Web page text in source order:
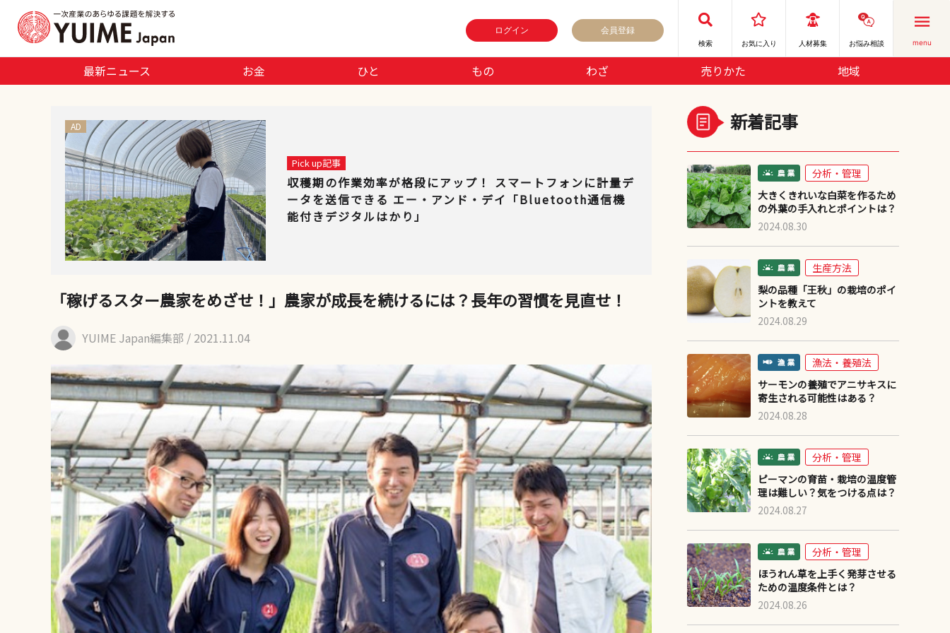
ログイン 会員登録
検索 お気に⼊り 人材募集 お悩み相談 menu
最新ニュース お金 ひと もの わざ 売りかた 地域
AD
Pick up記事
収穫期の作業効率が格段にアップ！ スマートフォンに計量デ
ータを送信できる エー・アンド・デイ「Bluetooth通信機
能付きデジタルはかり」
「稼げるスター農家をめざせ！」農家が成長を続けるには？長年の習慣を見直せ！
YUIME Japan編集部 / 2021.11.04
新着記事
分析・管理
大きくきれいな白菜を作るため
の外葉の手入れとポイントは？
2024.08.30
生産方法
梨の品種「王秋」の栽培のポイ
ントを教えて
2024.08.29
漁法・養殖法
サーモンの養殖でアニサキスに
寄生される可能性はある？
2024.08.28
分析・管理
ピーマンの育苗・栽培の温度管
理は難しい？気をつける点は？
2024.08.27
分析・管理
ほうれん草を上手く発芽させる
ための温度条件とは？
2024.08.26